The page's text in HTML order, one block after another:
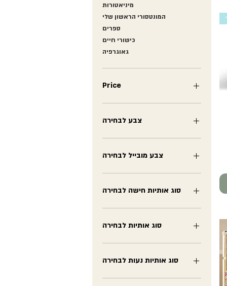
מיניאטורות
המונטסורי הראשון שלי
ספרים
כישורי חיים
גאוגרפיה
Price
צבע לבחירה
צבע מובייל לבחירה
סוג אותיות חישה לבחירה
דפוס
כתיב
סוג אותיות לבחירה
Capital Case
Lower Case
כתב
סוג אותיות נעות לבחירה
דפוס